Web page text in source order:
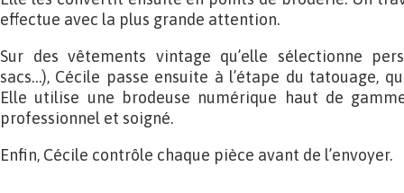
effectue avec la plus grande attention.
Sur des vêtements vintage qu’elle sélectionne
sacs…), Cécile passe ensuite à l’étape du tatouage,
Elle utilise une brodeuse numérique haut de
professionnel et soigné.
Enfin, Cécile contrôle chaque pièce avant de l’envoyer.